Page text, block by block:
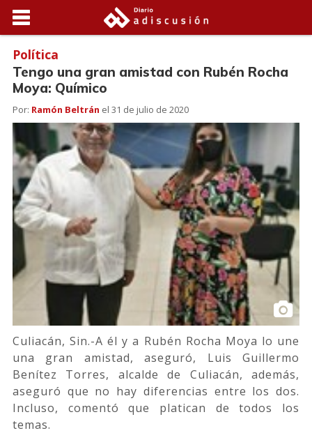
Política
Tengo una gran amistad con Rubén Rocha
Moya: Químico
Por: Ramón Beltrán el 31 de julio de 2020
Culiacán, Sin.-A él y a Rubén Rocha Moya lo une
una gran amistad, aseguró, Luis Guillermo
Benítez Torres, alcalde de Culiacán, además,
aseguró que no hay diferencias entre los dos.
Incluso, comentó que platican de todos los
temas.